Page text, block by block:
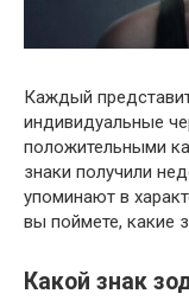
Каждый
индивидуальные
положительными
знаки получили
упоминают в
вы поймете, какие
Какой знак